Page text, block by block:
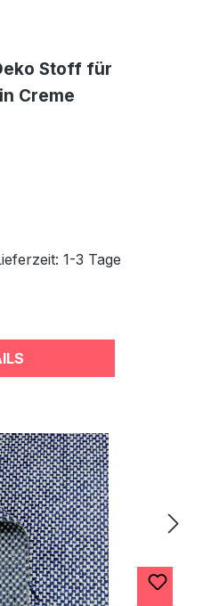
Stoff für
Creme
1-3 Tage